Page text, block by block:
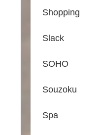
Shopping
Slack
SOHO
Souzoku
Spa